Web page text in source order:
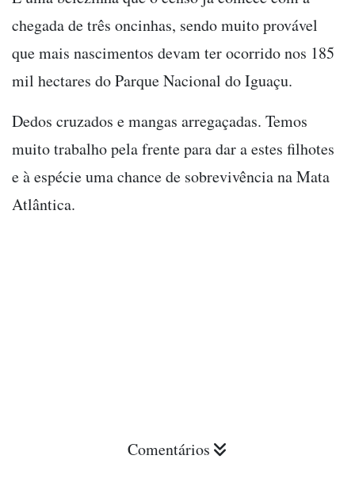
chegada de três oncinhas, sendo muito provável
que mais nascimentos devam ter ocorrido nos 185
mil hectares do Parque Nacional do Iguaçu.
Dedos cruzados e mangas arregaçadas. Temos
muito trabalho pela frente para dar a estes filhotes
e à espécie uma chance de sobrevivência na Mata
Atlântica.
Comentários